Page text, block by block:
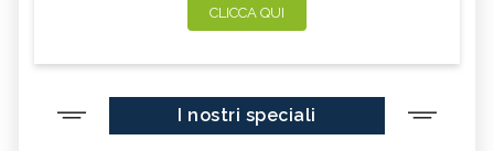
CLICCA QUI
I nostri speciali